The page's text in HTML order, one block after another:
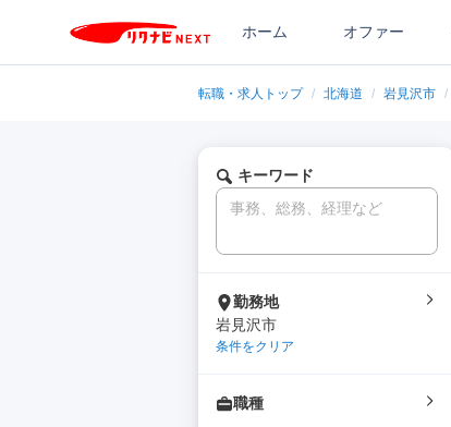
ホーム オファー
転職・求人トップ / 北海道 / 岩見沢市 /
キーワード
勤務地
岩見沢市
条件をクリア
職種